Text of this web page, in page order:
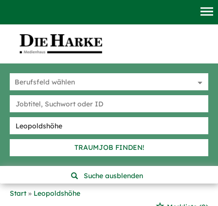
TRAUMJOB FINDEN!
Suche ausblenden
Start
Leopoldshöhe